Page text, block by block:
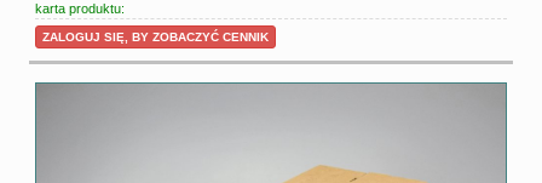
karta produktu:
ZALOGUJ SIĘ, BY ZOBACZYĆ CENNIK